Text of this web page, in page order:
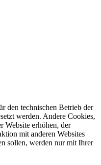
den technischen Betrieb der
werden. Andere Cookies,
Website erhöhen, der
mit anderen Websites
sollen, werden nur mit Ihrer